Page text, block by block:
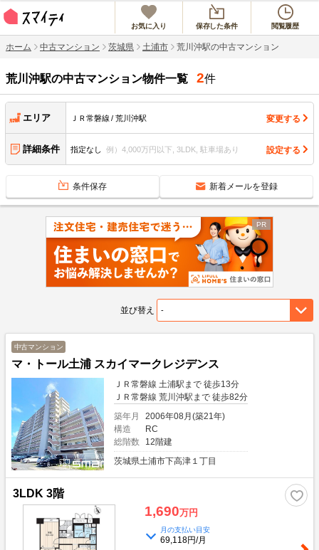
お気に入り 保存した条件 閲覧履歴
ホーム 中古マンション 茨城県 土浦市 荒川沖駅の中古マンション
荒川沖駅の中古マンション物件一覧 2件
エリア ＪＲ常磐線 荒川沖駅 変更する
詳細条件 指定なし 例）4,000万円以下, 3LDK, 駐車場あり 設定する
条件保存 新着メールを登録
並び替え
中古マンション
マ・トール土浦 スカイマークレジデンス
ＪＲ常磐線 土浦駅まで 徒歩13分
ＪＲ常磐線 荒川沖駅まで 徒歩82分
築年月
2006年08月(築21年)
構造
RC
総階数
12階建
茨城県土浦市下高津１丁目
3LDK 3階
1,690万円
月の支払い目安
69,118円/月